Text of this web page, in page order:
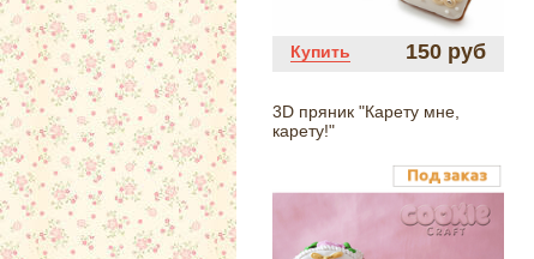
Купить 150 руб
3D пряник "Карету мне,
карету!"